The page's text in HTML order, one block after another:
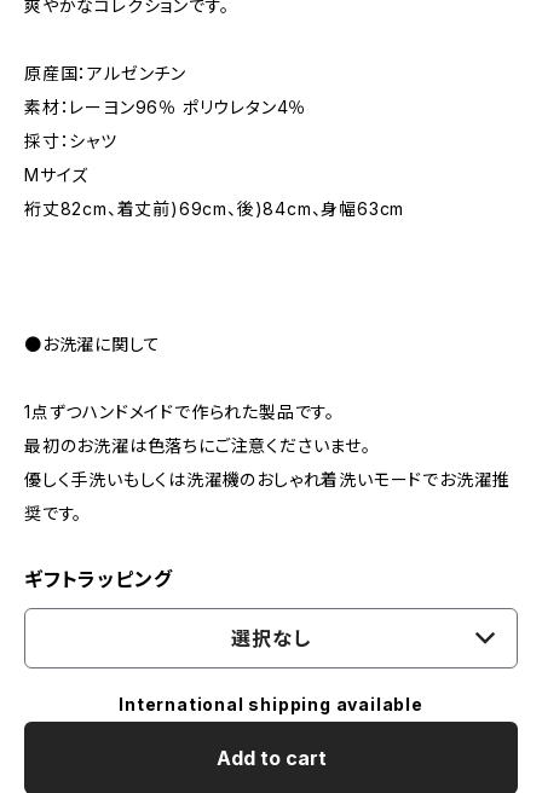
爽やかなコレクションです。
原産国：アルゼンチン
素材：レーヨン96％ ポリウレタン4％
採寸：シャツ
Mサイズ
裄丈82cm、着丈前)69cm、後)84cm、身幅63cm
●お洗濯に関して
1点ずつハンドメイドで作られた製品です。
最初のお洗濯は色落ちにご注意くださいませ。
優しく手洗いもしくは洗濯機のおしゃれ着洗いモードでお洗濯推
奨です。
ギフトラッピング
選択なし
International shipping available
Add to cart